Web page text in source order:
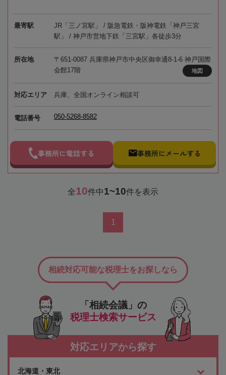
最寄駅
JR「三ノ宮駅」 / 阪急電鉄・阪神電鉄「神戸三宮
駅」 / 神戸市営地下鉄「三宮駅」各徒歩3分
所在地
〒651-0087 兵庫県神戸市中央区御幸通8-1-6 神戸国際
会館17階
地図
対応エリア 兵庫、全国オンライン相談可
電話番号 050-5268-8582
事務所に電話する 事務所にメールする
全10件中1~10件を表示
1
「相続会議」の
税理士検索サービス
相続対応可能な税理士をお探しなら
対応エリアから探す
北海道・東北